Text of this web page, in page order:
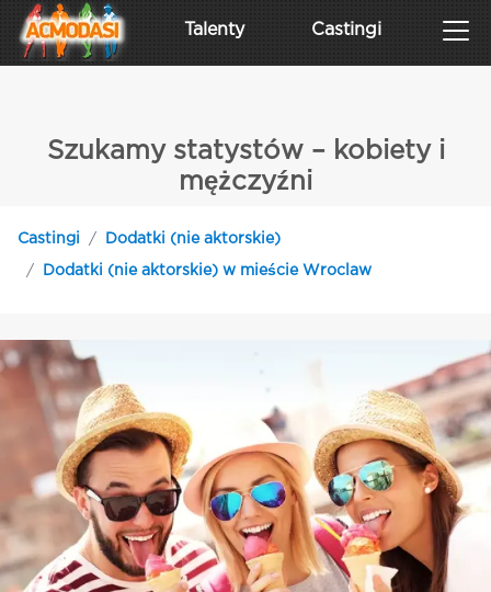
Talenty Castingi
Szukamy statystów – kobiety i
mężczyźni
Castingi Dodatki (nie aktorskie)
Dodatki (nie aktorskie) w mieście Wroclaw